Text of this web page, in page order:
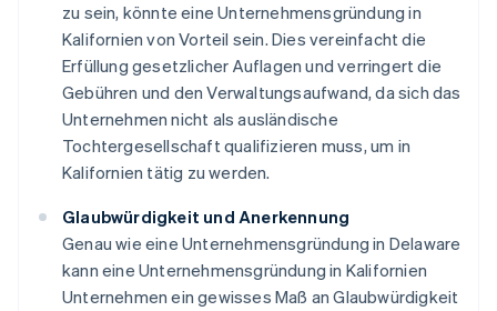
zu sein, könnte eine Unternehmensgründung in
Kalifornien von Vorteil sein. Dies vereinfacht die
Erfüllung gesetzlicher Auflagen und verringert die
Gebühren und den Verwaltungsaufwand, da sich das
Unternehmen nicht als ausländische
Tochtergesellschaft qualifizieren muss, um in
Kalifornien tätig zu werden.
Glaubwürdigkeit und Anerkennung
Genau wie eine Unternehmensgründung in Delaware
kann eine Unternehmensgründung in Kalifornien
Unternehmen ein gewisses Maß an Glaubwürdigkeit